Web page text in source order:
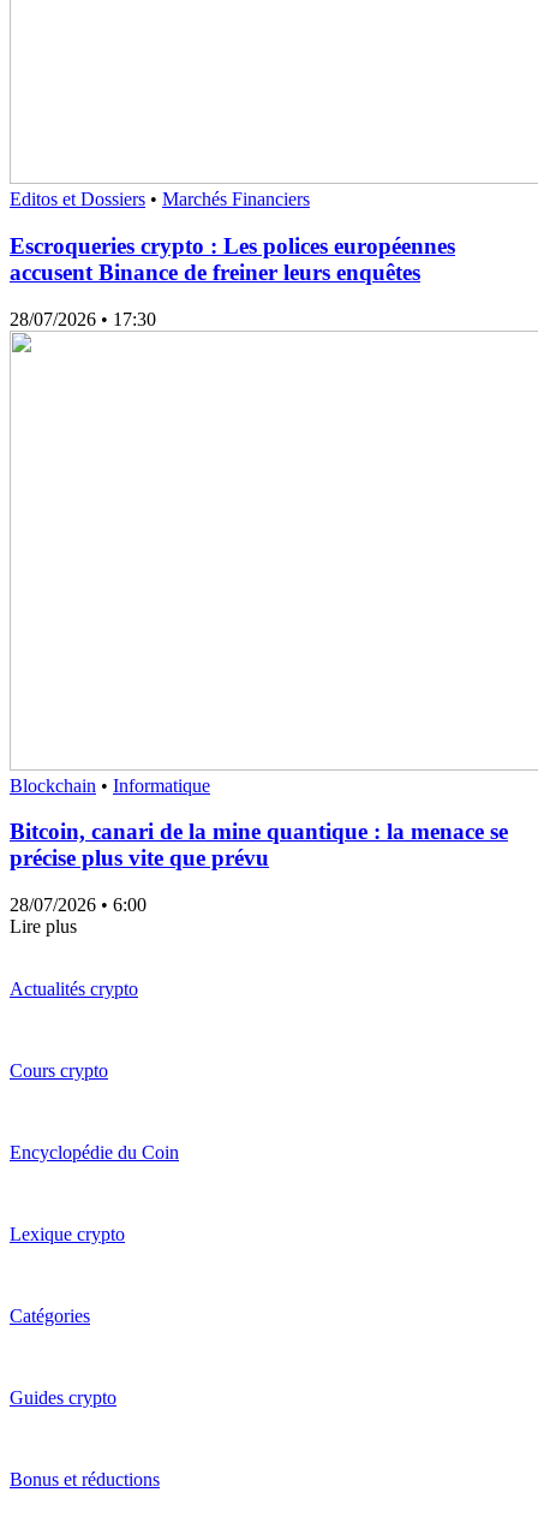
Editos et Dossiers • Marchés Financiers
Escroqueries crypto : Les polices européennes
accusent Binance de freiner leurs enquêtes
28/07/2026 • 17:30
Blockchain • Informatique
Bitcoin, canari de la mine quantique : la menace se
précise plus vite que prévu
28/07/2026 • 6:00
Lire plus
Actualités crypto
Cours crypto
Encyclopédie du Coin
Lexique crypto
Catégories
Guides crypto
Bonus et réductions